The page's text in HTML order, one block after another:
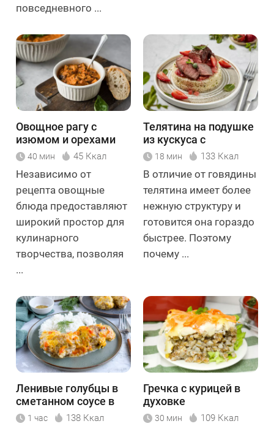
повседневного ...
Овощное рагу с
изюмом и орехами
40 мин 45 Ккал
Независимо от
рецепта овощные
блюда предоставляют
широкий простор для
кулинарного
творчества, позволяя
...
Телятина на подушке
из кускуса с
клубничным соусом
18 мин 133 Ккал
В отличие от говядины
телятина имеет более
нежную структуру и
готовится она гораздо
быстрее. Поэтому
почему ...
Ленивые голубцы в
сметанном соусе в
духовке
1 час 138 Ккал
Гречка с курицей в
духовке
30 мин 109 Ккал